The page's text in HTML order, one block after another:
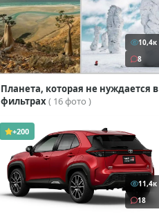
10,4к
8
Планета, которая не нуждается в
фильтрах( 16 фото )
+200
11,4к
18